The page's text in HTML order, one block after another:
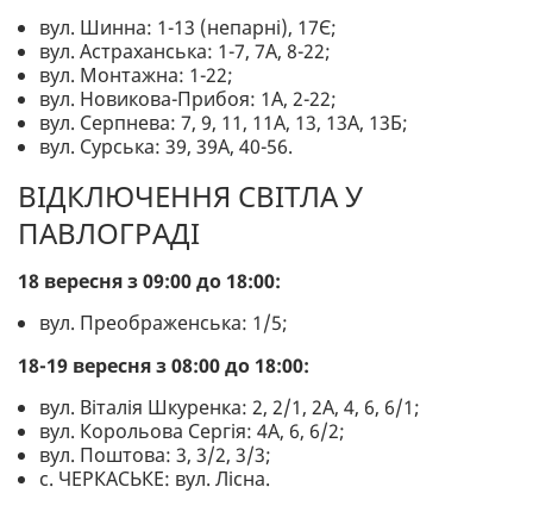
вул. Шинна: 1-13 (непарні), 17Є;
вул. Астраханська: 1-7, 7А, 8-22;
вул. Монтажна: 1-22;
вул. Новикова-Прибоя: 1А, 2-22;
вул. Серпнева: 7, 9, 11, 11А, 13, 13А, 13Б;
вул. Сурська: 39, 39А, 40-56.
ВІДКЛЮЧЕННЯ СВІТЛА У
ПАВЛОГРАДІ
18 вересня з 09:00 до 18:00:
вул. Преображенська: 1/5;
18-19 вересня з 08:00 до 18:00:
вул. Віталія Шкуренка: 2, 2/1, 2А, 4, 6, 6/1;
вул. Корольова Сергія: 4А, 6, 6/2;
вул. Поштова: 3, 3/2, 3/3;
с. ЧЕРКАСЬКЕ: вул. Лісна.